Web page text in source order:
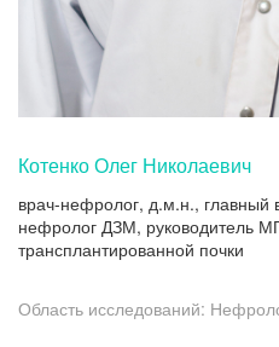
Котенко Олег Николаевич
врач-нефролог, д.м.н., главный
нефролог ДЗМ, руководитель
трансплантированной почки
Область исследований: